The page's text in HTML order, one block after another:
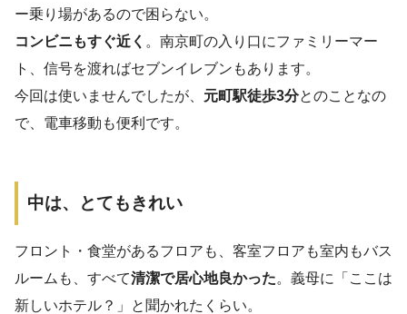
ー乗り場があるので困らない。
コンビニもすぐ近く 。南京町の入り口にファミリーマー
ト、信号を渡ればセブンイレブンもあります。
今回は使いませんでしたが、 元町駅徒歩3分とのことなの
で、電車移動も便利です。
中は、とてもきれい
フロント・食堂があるフロアも、客室フロアも室内もバス
ルームも、すべて清潔で居心地良かった。義母に「ここは
新しいホテル？」と聞かれたくらい。